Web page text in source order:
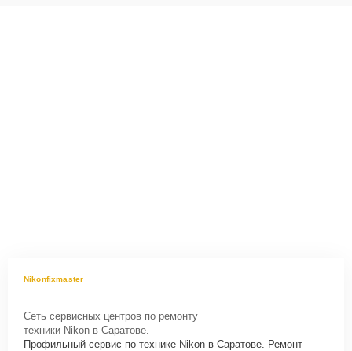
Nikonfixmaster
Сеть сервисных центров по ремонту
техники Nikon в Саратове.
Профильный сервис по технике Nikon в Саратове. Ремонт